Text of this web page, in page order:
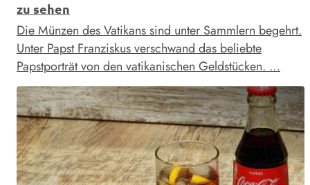
zu sehen
Die Münzen des Vatikans sind unter Sammlern begehrt.
Unter Papst Franziskus verschwand das beliebte
Papstporträt von den vatikanischen Geldstücken. …